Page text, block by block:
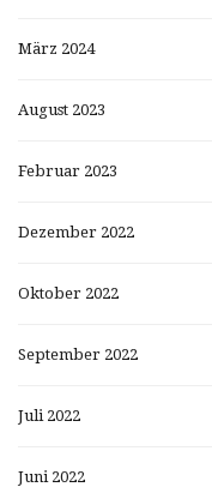
März 2024
August 2023
Februar 2023
Dezember 2022
Oktober 2022
September 2022
Juli 2022
Juni 2022